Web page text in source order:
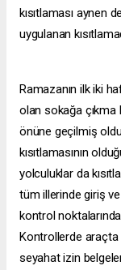
kısıtlaması aynen
uygulanan
Ramazanın ilk iki
olan sokağa çıkma
önüne geçilmiş
kısıtlamasının
yolculuklar da
tüm illerinde giriş ve
kontrol
Kontrollerde araçta
seyahat izin